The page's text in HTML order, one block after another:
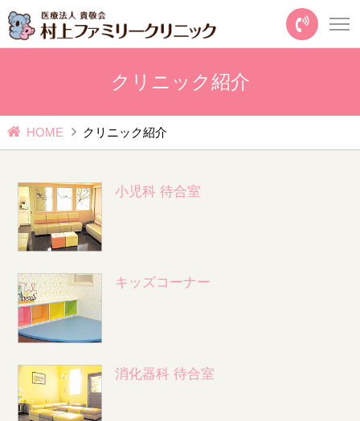
クリニック紹介
HOME クリニック紹介
小児科 待合室
キッズコーナー
消化器科 待合室